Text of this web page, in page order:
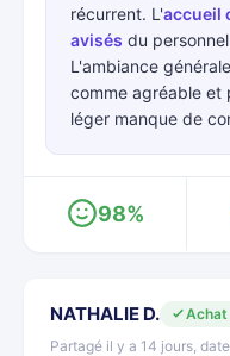
récurrent. L'accueil
avisés du
L'ambiance
comme agréable et
léger manque de
98%
NATHALIE D.
Partagé il y a 14 jours,